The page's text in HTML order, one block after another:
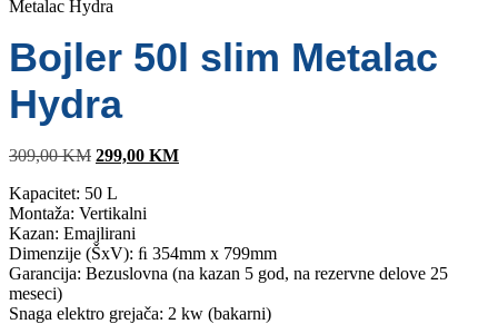
Metalac Hydra
Bojler 50l slim Metalac
Hydra
309,00KM Original
was:
309,00 KM.
299,00 KMCurrent
Kapacitet: 50 L
Montaža: Vertikalni
Kazan: Emajlirani
Dimenzije (ŠxV): ﬁ 354mm x 799mm
Garancija: Bezuslovna (na kazan 5 god, na rezervne delove 25
meseci)
Snaga elektro grejača: 2 kw (bakarni)